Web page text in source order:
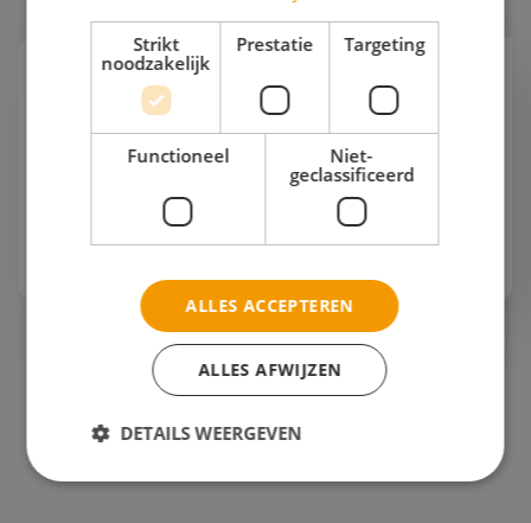
Zeilen
Nederland is één groot zeilklaslokaal. Van het
IJsselmeer en het Markermeer tot de Friese meren
en de Waddenzee. Water, wind en ruimte om
samen echt in actie te komen. Elke dag ziet e...
Bekijk het thema
Strikt
noodzakelijk
Prestatie Targeting
Functioneel
Niet-
geclassificeerd
ALLES ACCEPTEREN
ALLES AFWIJZEN
DETAILS WEERGEVEN